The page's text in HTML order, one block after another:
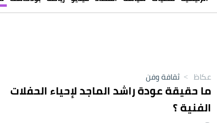
عكاظ > ثقافة وفن
ما حقيقة عودة راشد الماجد لإحياء الحفلات
الفنية ؟